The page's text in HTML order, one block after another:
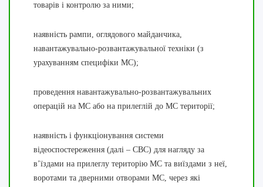
товарів і контролю за ними;
наявність рампи, оглядового майданчика,
навантажувально-розвантажувальної техніки (з
урахуванням специфіки МС);
проведення навантажувально-розвантажувальних
операцій на МС або на прилеглій до МС території;
наявність і функціонування системи
відеоспостереження (далі – СВС) для нагляду за
в’їздами на прилеглу територію МС та виїздами з неї,
воротами та дверними отворами МС, через які